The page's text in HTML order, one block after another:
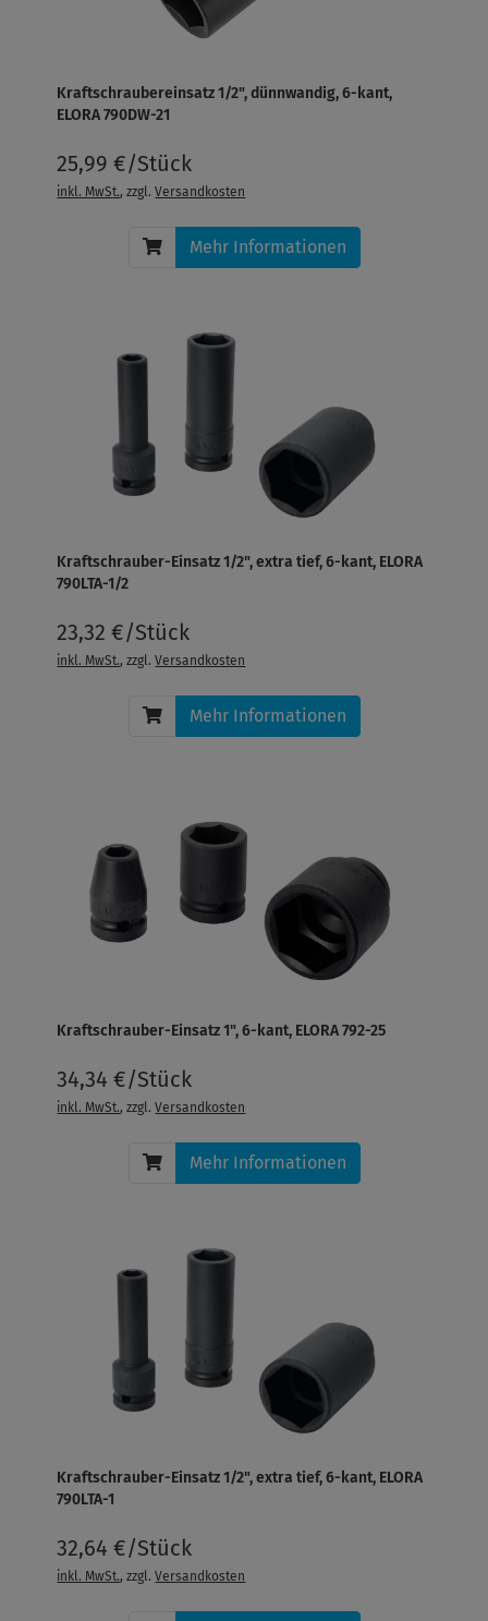
Kraftschraubereinsatz 1/2", dünnwandig, 6-kant,
ELORA 790DW-21
25,99 €/Stück
inkl. MwSt., zzgl.Versandkosten
Mehr Informationen
Kraftschrauber-Einsatz 1/2", extra tief, 6-kant, ELORA
790LTA-1/2
23,32 €/Stück
inkl. MwSt., zzgl.Versandkosten
Mehr Informationen
Kraftschrauber-Einsatz 1", 6-kant, ELORA 792-25
34,34 €/Stück
inkl. MwSt., zzgl.Versandkosten
Mehr Informationen
Kraftschrauber-Einsatz 1/2", extra tief, 6-kant, ELORA
790LTA-1
32,64 €/Stück
inkl. MwSt., zzgl.Versandkosten